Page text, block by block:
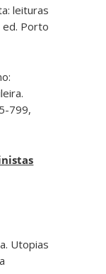
leituras
Porto
799,
Utopias